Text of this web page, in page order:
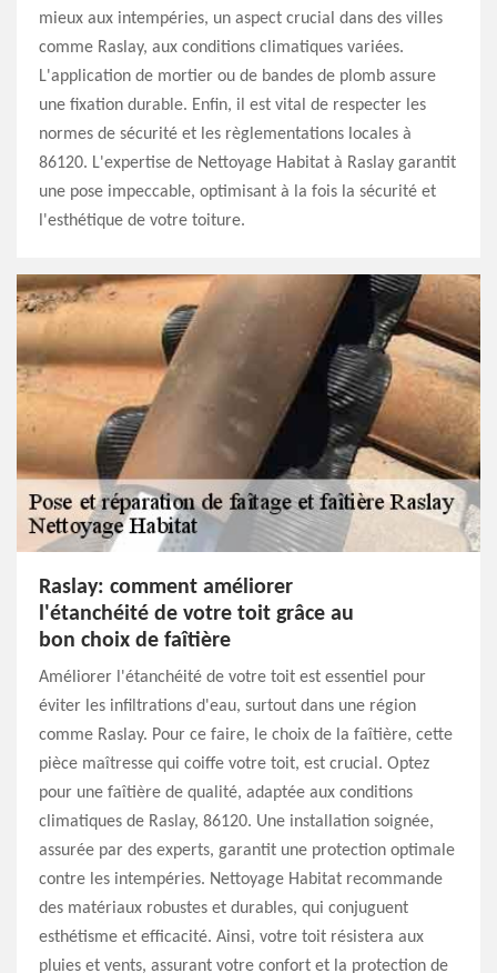
mieux aux intempéries, un aspect crucial dans des villes
comme Raslay, aux conditions climatiques variées.
L'application de mortier ou de bandes de plomb assure
une fixation durable. Enfin, il est vital de respecter les
normes de sécurité et les règlementations locales à
86120. L'expertise de Nettoyage Habitat à Raslay garantit
une pose impeccable, optimisant à la fois la sécurité et
l'esthétique de votre toiture.
Raslay: comment améliorer
l'étanchéité de votre toit grâce au
bon choix de faîtière
Améliorer l'étanchéité de votre toit est essentiel pour
éviter les infiltrations d'eau, surtout dans une région
comme Raslay. Pour ce faire, le choix de la faîtière, cette
pièce maîtresse qui coiffe votre toit, est crucial. Optez
pour une faîtière de qualité, adaptée aux conditions
climatiques de Raslay, 86120. Une installation soignée,
assurée par des experts, garantit une protection optimale
contre les intempéries. Nettoyage Habitat recommande
des matériaux robustes et durables, qui conjuguent
esthétisme et efficacité. Ainsi, votre toit résistera aux
pluies et vents, assurant votre confort et la protection de